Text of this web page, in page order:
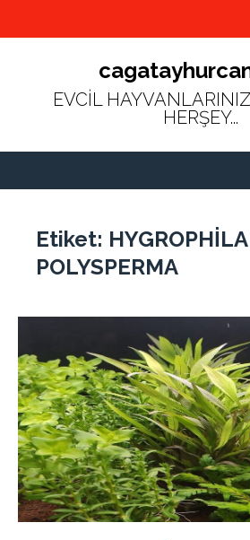
EVCİL
HERŞEY...
Etiket: HYGROPHİLA
POLYSPERMA